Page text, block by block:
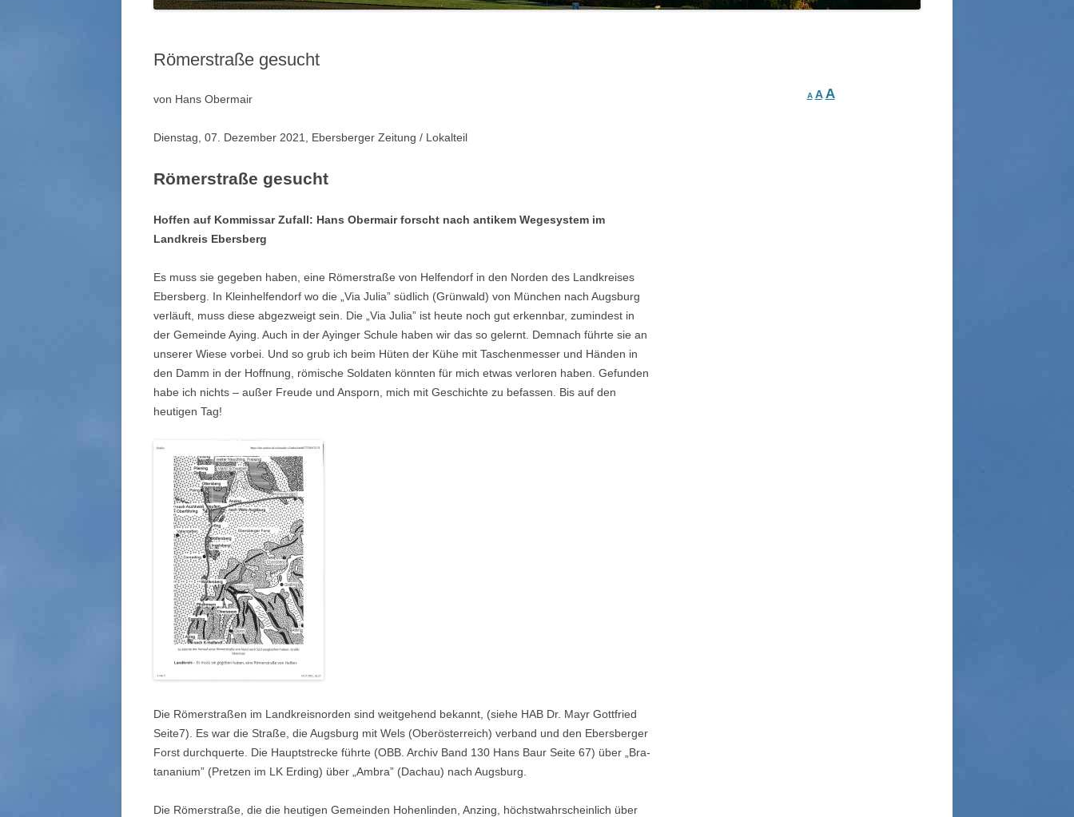
HANS HUBER
20.JAHRHUNDERT
GLONNER BAUDENKMÄLER
Römerstraße gesucht
von Hans Obermair
Dienstag, 07. Dezember 2021, Ebersberger Zeitung / Lokalteil
Römerstraße gesucht
Hoffen auf Kommissar Zufall: Hans Obermair forscht nach antikem Wegesystem im
Landkreis Ebersberg
Es muss sie gegeben haben, eine Römerstraße von Helfendorf in den Norden des Landkreises
Ebersberg. In Kleinhelfendorf wo die „Via Julia” südlich (Grünwald) von München nach Augsburg
verläuft, muss diese abgezweigt sein. Die „Via Julia” ist heute noch gut erkennbar, zumin­dest in
der Gemeinde Aying. Auch in der Ayinger Schule haben wir das so gelernt. Demnach führte sie an
unserer Wiese vorbei. Und so grub ich beim Hüten der Kühe mit Taschenmesser und Händen in
den Damm in der Hoffnung, römische Soldaten könnten für mich etwas verloren haben. Gefunden
habe ich nichts – außer Freude und Ansporn, mich mit Ge­schichte zu befassen. Bis auf den
heutigen Tag!
Die Römerstraßen im Landkreisnorden sind weitgehend bekannt, (siehe HAB Dr. Mayr Gottfried
Seite7). Es war die Straße, die Augsburg mit Wels (Oberösterreich) verband und den Ebersberger
Forst durchquerte. Die Hauptstrecke führte (OBB. Archiv Band 130 Hans Baur Seite 67) über „Bra-
tananium” (Pretzen im LK Erding) über „Ambra” (Dachau) nach Augsburg.
Die Römerstraße, die die heutigen Gemeinden Hohenlinden, Anzing, höchstwahrscheinlich über
A A A